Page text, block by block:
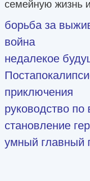
семейную жизнь
борьба за
война
недалекое
приключения
руководство
становление
умный главный